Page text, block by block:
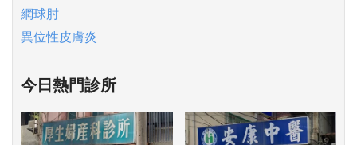
網球肘
異位性皮膚炎
今日熱門診所